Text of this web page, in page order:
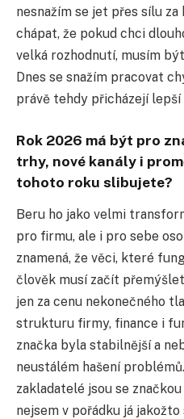
nesnažím se jet přes sílu za
chápat, že pokud chci
velká rozhodnutí, musím
Dnes se snažím pracovat
právě tehdy přicházejí lepší
Rok 2026 má být pro
trhy, nové kanály i
tohoto roku slibujete?
Beru ho jako velmi
pro firmu, ale i pro sebe
znamená, že věci, které
člověk musí začít
jen za cenu nekonečného
strukturu firmy, finance i
značka byla stabilnější a
neustálém hašení
zakladatelé jsou se
nejsem v pořádku já